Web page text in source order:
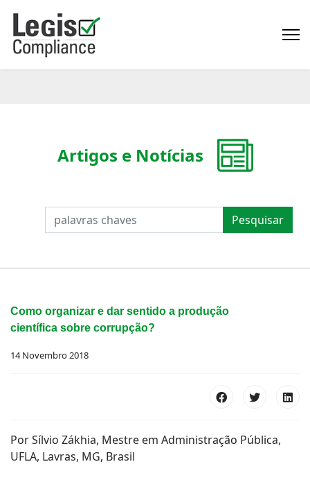
PESQUISAR Pesquisar
Artigos e Notícias
Como organizar e dar sentido a produção
científica sobre corrupção?
14 Novembro 2018
Por Sílvio Zákhia, Mestre em Administração Pública,
UFLA, Lavras, MG, Brasil